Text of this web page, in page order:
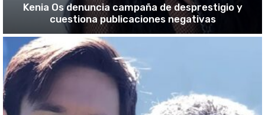
Kenia Os denuncia campaña de desprestigio y
cuestiona publicaciones negativas